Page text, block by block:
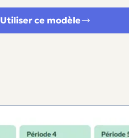
Utiliser ce modèle